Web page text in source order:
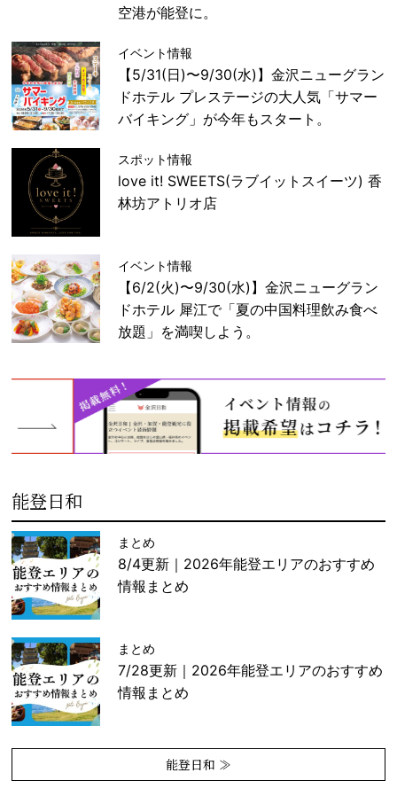
空港が能登に。
イベント情報
【5/31(日)〜9/30(水)】金沢ニューグラン
ドホテル プレステージの大人気「サマー
バイキング」が今年もスタート。
スポット情報
love it! SWEETS(ラブイットスイーツ) 香
林坊アトリオ店
イベント情報
【6/2(火)〜9/30(水)】金沢ニューグラン
ドホテル 犀江で「夏の中国料理飲み食べ
放題」を満喫しよう。
能登日和
まとめ
8/4更新｜2026年能登エリアのおすすめ
情報まとめ
まとめ
7/28更新｜2026年能登エリアのおすすめ
情報まとめ
能登日和 ≫